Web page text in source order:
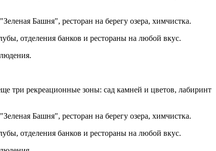
Башня", ресторан на берегу озера, химчистка.
отделения банков и рестораны на любой вкус.
три рекреационные зоны: сад камней и цветов, лабиринт
Башня", ресторан на берегу озера, химчистка.
отделения банков и рестораны на любой вкус.